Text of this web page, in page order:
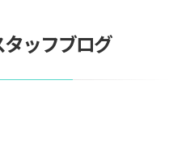
ッフブログ